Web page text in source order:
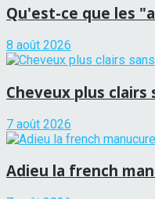
Qu'est-ce que les
8 août 2026
Cheveux plus
7 août 2026
Adieu la french